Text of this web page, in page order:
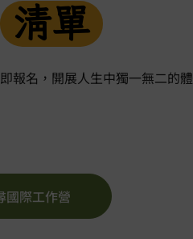
清單
報名，開展人生中獨一無二的體
國際工作營